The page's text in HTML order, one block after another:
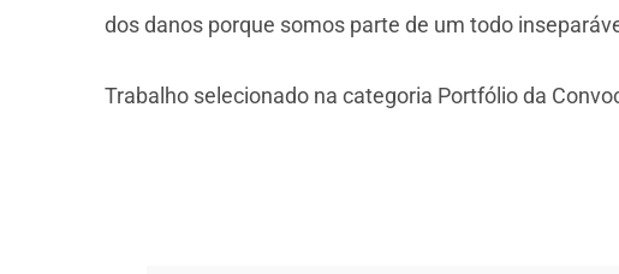
dos danos porque somos parte de um todo
Trabalho selecionado na categoria Portfólio da